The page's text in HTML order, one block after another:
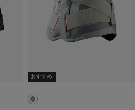
ー😍
て吸水速乾性もあって
いの🫶🏻💭
よ🎁💝
おすすめ